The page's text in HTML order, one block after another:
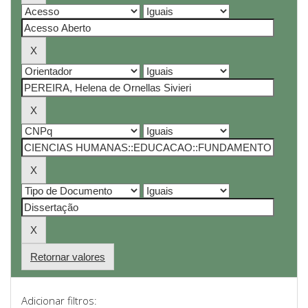
Retornar valores
Adicionar filtros: